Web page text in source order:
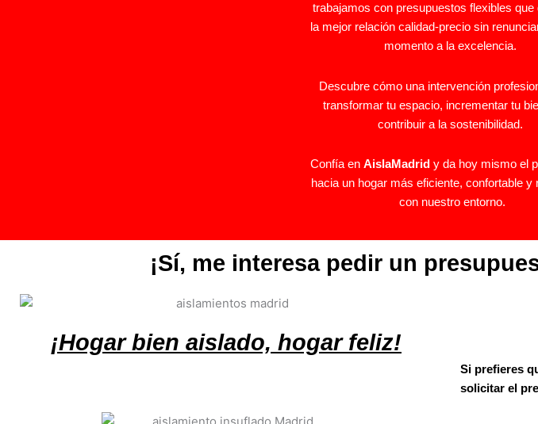
trabajamos con presupuestos flexibles que
la mejor relación calidad-precio sin
momento a la excelencia.
Descubre cómo una intervención
transformar tu espacio, incrementar tu
contribuir a la sostenibilidad.
Confía enAislaMadrid y da hoy mismo el
hacia un hogar más eficiente, confortable y
con nuestro entorno.
¡Sí, me interesa pedir un
¡Hogar bien aislado, hogar feliz!
Si prefieres
solicitar el